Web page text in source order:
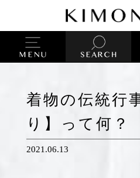
着物の伝統行
り】って何？
2021.06.13